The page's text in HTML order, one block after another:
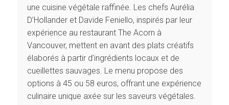
une cuisine végétale raffinée. Les chefs Aurélia
D’Hollander et Davide Feniello, inspirés par leur
expérience au restaurant The Acorn à
Vancouver, mettent en avant des plats créatifs
élaborés à partir d’ingrédients locaux et de
cueillettes sauvages. Le menu propose des
options à 45 ou 58 euros, offrant une expérience
culinaire unique axée sur les saveurs végétales.